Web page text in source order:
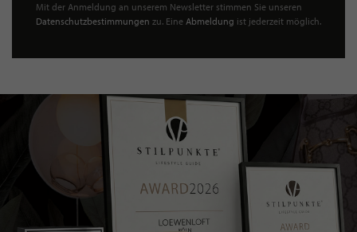
Mit der Anmeldung an unserem Newsletter stimmen Sie unseren
Datenschutzbestimmungen zu. Eine Abmeldung ist jederzeit möglich.